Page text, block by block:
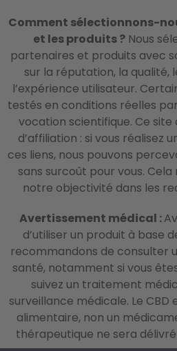
Comment sélectionnons-
et les produits ? Nous
partenaires et produits avec
sur la réputation, la qualité,
l’expérience utilisateur.
testés en conditions réelles
vocation scientifique. Ce
d’affiliation : si vous réalisez
ces liens, nous pouvons
sans surcoût pour vous.
notre objectivité dans les
Avertissement médical :
d’utiliser un produit à base
recommandons de consulter
santé, notamment si vous
suivez un traitement
surveillance médicale. Le
alimentaire, non un
thérapeutique ne sera